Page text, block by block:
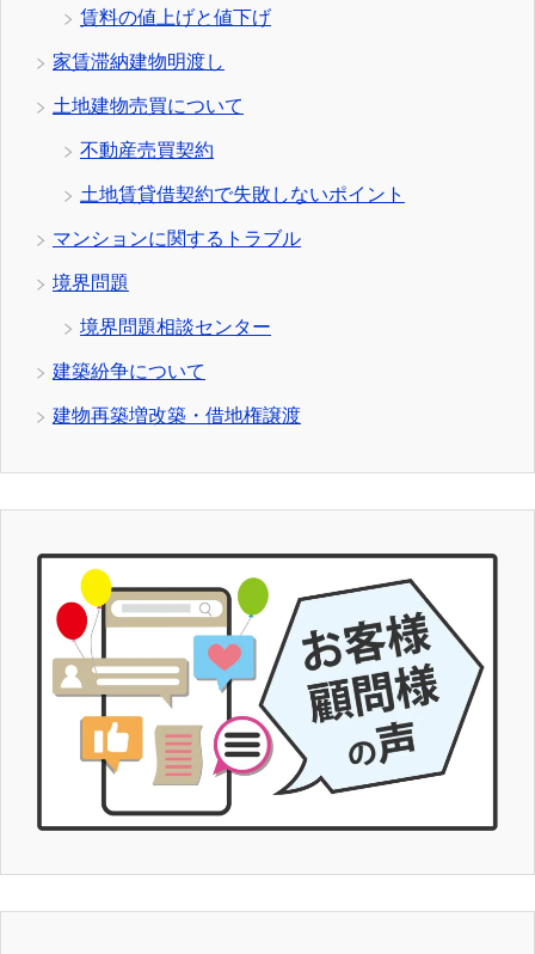
賃料の値上げと値下げ
家賃滞納建物明渡し
土地建物売買について
不動産売買契約
土地賃貸借契約で失敗しないポイント
マンションに関するトラブル
境界問題
境界問題相談センター
建築紛争について
建物再築増改築・借地権譲渡